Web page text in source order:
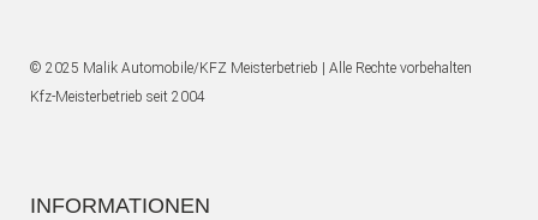
© 2025 Malik Automobile/KFZ Meisterbetrieb | Alle Rechte vorbehalten
Kfz-Meisterbetrieb seit 2004
INFORMATIONEN